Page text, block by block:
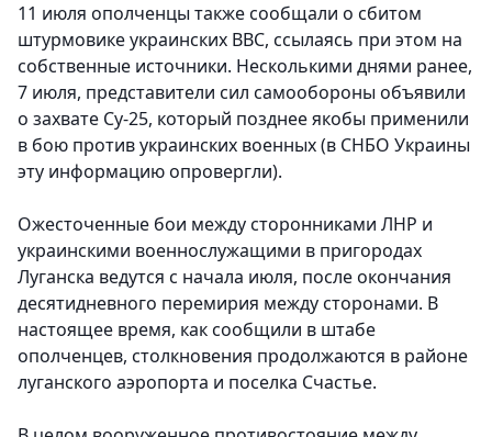
11 июля ополченцы также сообщали о сбитом
штурмовике украинских ВВС, ссылаясь при этом на
собственные источники. Несколькими днями ранее,
7 июля, представители сил самообороны объявили
о захвате Су-25, который позднее якобы применили
в бою против украинских военных (в СНБО Украины
эту информацию опровергли).
Ожесточенные бои между сторонниками ЛНР и
украинскими военнослужащими в пригородах
Луганска ведутся с начала июля, после окончания
десятидневного перемирия между сторонами. В
настоящее время, как сообщили в штабе
ополченцев, столкновения продолжаются в районе
луганского аэропорта и поселка Счастье.